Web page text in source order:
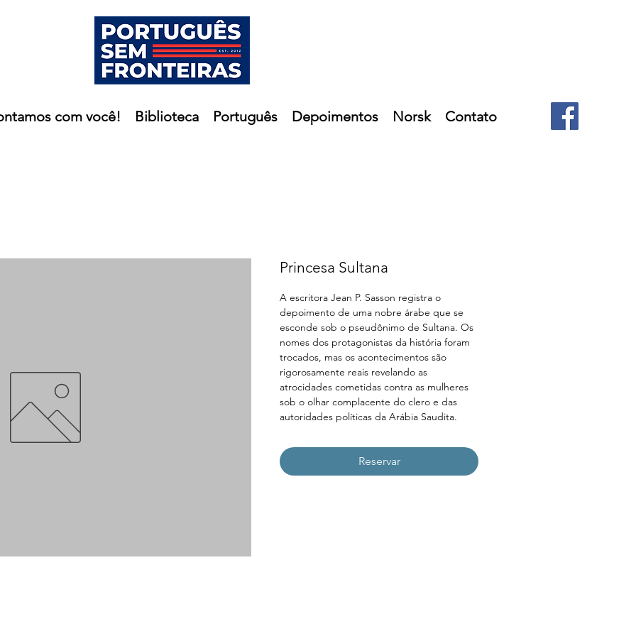
com você! Biblioteca Português Depoimentos Norsk Contato
Princesa Sultana
A escritora Jean P. Sasson registra o
depoimento de uma nobre árabe que se
esconde sob o pseudônimo de Sultana. Os
nomes dos protagonistas da história foram
trocados, mas os acontecimentos são
rigorosamente reais revelando as
atrocidades cometidas contra as mulheres
sob o olhar complacente do clero e das
autoridades políticas da Arábia Saudita.
Reservar